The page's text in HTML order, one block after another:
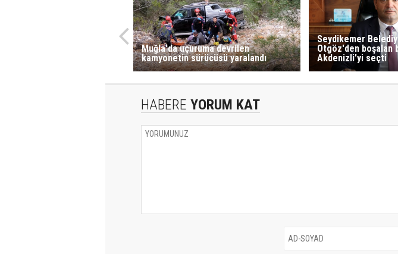
Muğla'da uçuruma devrilen
kamyonetin sürücüsü yaralandı
Seydikemer
Otgöz'den boşalan
Akdenizli'yi seçti
HABERE YORUM KAT